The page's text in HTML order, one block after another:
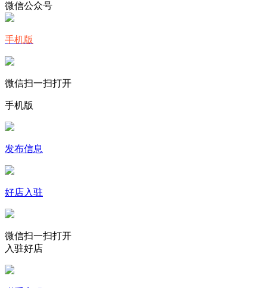
微信公众号
手机版
微信扫一扫打开
手机版
发布信息
好店入驻
微信扫一扫打开
入驻好店